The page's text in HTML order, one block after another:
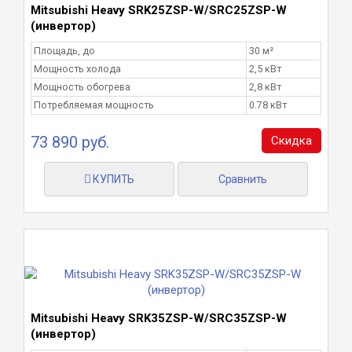
Mitsubishi Heavy SRK25ZSP-W/SRC25ZSP-W
(инвертор)
Площадь, до
30 м²
Мощность холода
2,5 кВт
Мощность обогрева
2,8 кВт
Потребляемая мощность
0.78 кВт
73 890 руб. Скидка
КУПИТЬ Сравнить
Mitsubishi Heavy SRK35ZSP-W/SRC35ZSP-W
(инвертор)